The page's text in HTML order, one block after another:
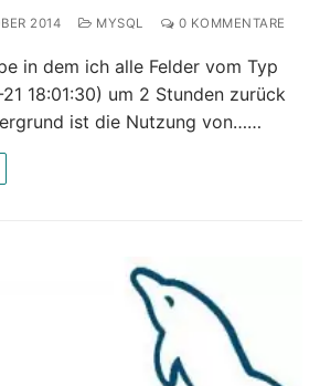
2014 MYSQL 0 KOMMENTARE
in dem ich alle Felder vom Typ
18:01:30) um 2 Stunden zurück
ist die Nutzung von……